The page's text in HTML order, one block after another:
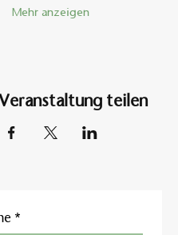
Mehr anzeigen
teilen
*